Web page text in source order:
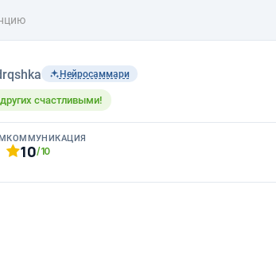
Нейросаммари
счастливыми!
КОММУНИКАЦИЯ
10/10